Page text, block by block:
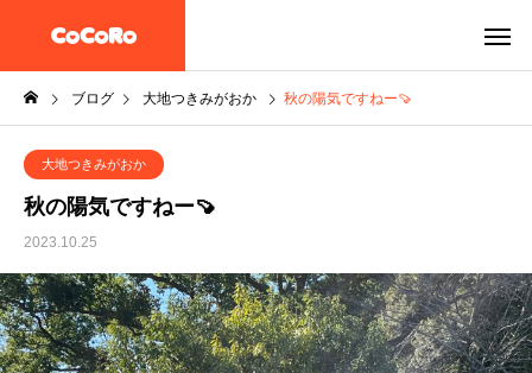
ブログ 大地つきみがおか 秋の陽気ですねー🍠
大地つきみがおか
秋の陽気ですねー🍠
2023.10.25